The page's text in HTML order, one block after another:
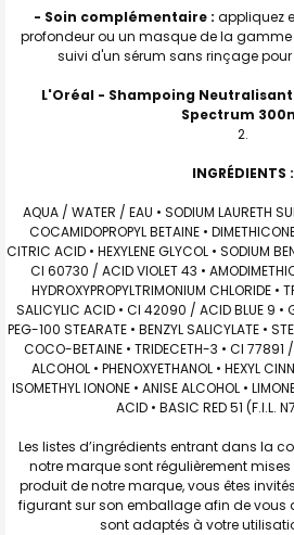
- Soin complémentaire : appliquez
profondeur ou un masque de la
suivi d'un sérum sans rinçage
L'Oréal - Shampoing
Spectrum
INGRÉDIENTS :
AQUA / WATER / EAU • SODIUM LAURETH
COCAMIDOPROPYL BETAINE •
CITRIC ACID • HEXYLENE GLYCOL • SODIUM
CI 60730 / ACID VIOLET 43 •
HYDROXYPROPYLTRIMONIUM CHLORIDE •
SALICYLIC ACID • CI 42090 / ACID BLUE 9 •
PEG-100 STEARATE • BENZYL SALICYLATE •
COCO-BETAINE • TRIDECETH-3 • CI 77891 /
ALCOHOL • PHENOXYETHANOL • HEXYL
ISOMETHYL IONONE • ANISE ALCOHOL •
ACID • BASIC RED 51 (F.I.L.
Les listes d’ingrédients entrant dans la
notre marque sont régulièrement mises
produit de notre marque, vous êtes
figurant sur son emballage afin de vous
sont adaptés à votre